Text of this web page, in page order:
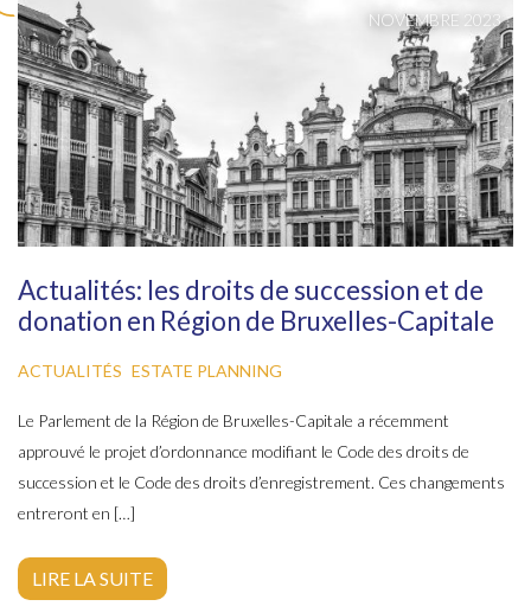
NOVEMBRE 2023
Actualités: les droits de succession et de
donation en Région de Bruxelles-Capitale
ACTUALITÉS ESTATE PLANNING
Le Parlement de la Région de Bruxelles-Capitale a récemment
approuvé le projet d’ordonnance modifiant le Code des droits de
succession et le Code des droits d’enregistrement. Ces changements
entreront en […]
LIRE LA SUITE